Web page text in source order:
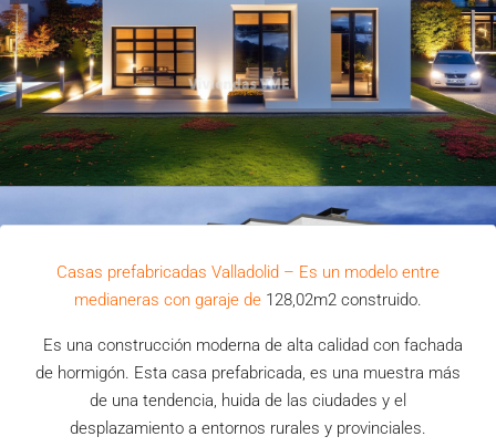
Casas prefabricadas Valladolid – Es un modelo entre
medianeras con garaje de 128,02m2 construido.
Es una construcción moderna de alta calidad con fachada
de hormigón. Esta casa prefabricada, es una muestra más
de una tendencia, huida de las ciudades y el
desplazamiento a entornos rurales y provinciales.